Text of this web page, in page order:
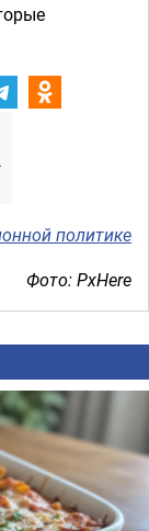
политике
Фото: PxHere